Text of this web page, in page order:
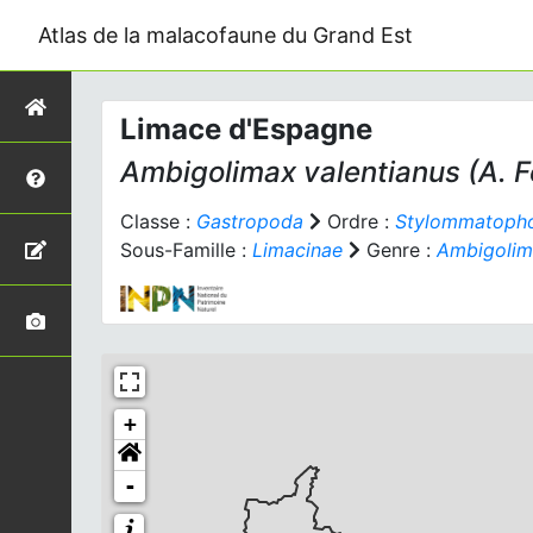
Atlas de la malacofaune du Grand Est
Limace d'Espagne
Ambigolimax valentianus (A.
Classe : Gastropoda Ordre :
Sous-Famille : Limacinae Genre :
+
-